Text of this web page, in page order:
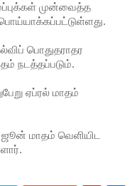
முன்வைத்த
பொதுதராதர
நடத்தப்படும்.
ஏப்ரல் மாதம்
மாதம் வெளியிட